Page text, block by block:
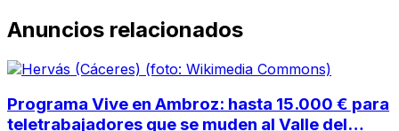
Anuncios relacionados
Programa Vive en Ambroz: hasta 15.000 € para
teletrabajadores que se muden al Valle del